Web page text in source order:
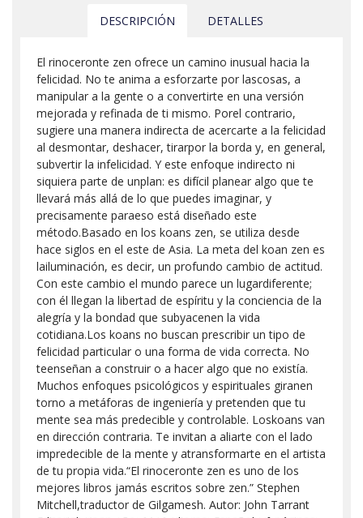
DESCRIPCIÓN DETALLES
El rinoceronte zen ofrece un camino inusual hacia la
felicidad. No te anima a esforzarte por lascosas, a
manipular a la gente o a convertirte en una versión
mejorada y refinada de ti mismo. Porel contrario,
sugiere una manera indirecta de acercarte a la felicidad
al desmontar, deshacer, tirarpor la borda y, en general,
subvertir la infelicidad. Y este enfoque indirecto ni
siquiera parte de unplan: es difícil planear algo que te
llevará más allá de lo que puedes imaginar, y
precisamente paraeso está diseñado este
método.Basado en los koans zen, se utiliza desde
hace siglos en el este de Asia. La meta del koan zen es
lailuminación, es decir, un profundo cambio de actitud.
Con este cambio el mundo parece un lugardiferente;
con él llegan la libertad de espíritu y la conciencia de la
alegría y la bondad que subyacenen la vida
cotidiana.Los koans no buscan prescribir un tipo de
felicidad particular o una forma de vida correcta. No
teenseñan a construir o a hacer algo que no existía.
Muchos enfoques psicológicos y espirituales giranen
torno a metáforas de ingeniería y pretenden que tu
mente sea más predecible y controlable. Loskoans van
en dirección contraria. Te invitan a aliarte con el lado
impredecible de la mente y atransformarte en el artista
de tu propia vida.“El rinoceronte zen es uno de los
mejores libros jamás escritos sobre zen.” Stephen
Mitchell,traductor de Gilgamesh. Autor: John Tarrant